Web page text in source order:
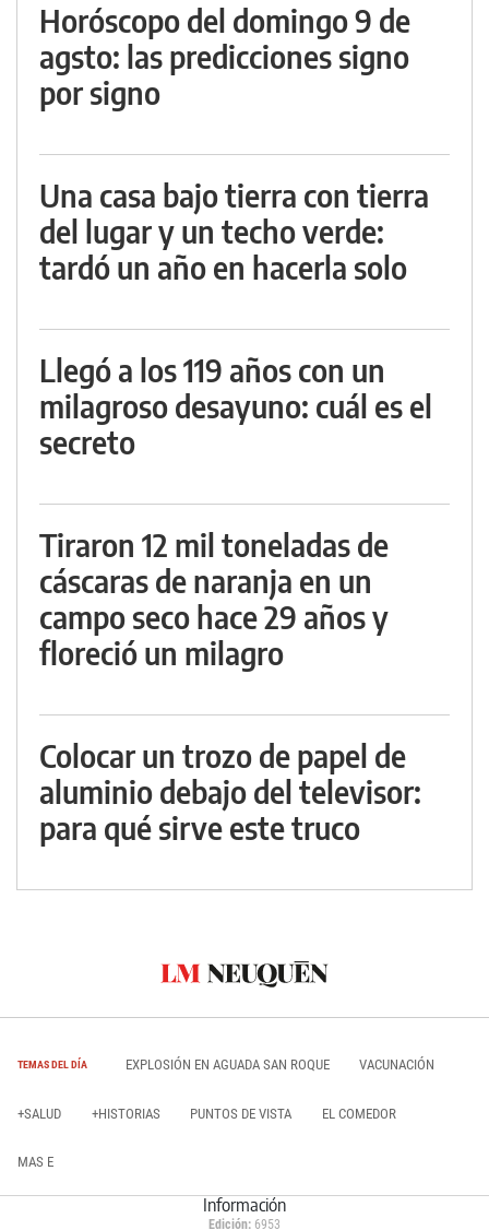
Horóscopo del domingo 9 de
agsto: las predicciones signo
por signo
Una casa bajo tierra con tierra
del lugar y un techo verde:
tardó un año en hacerla solo
Llegó a los 119 años con un
milagroso desayuno: cuál es el
secreto
Tiraron 12 mil toneladas de
cáscaras de naranja en un
campo seco hace 29 años y
floreció un milagro
Colocar un trozo de papel de
aluminio debajo del televisor:
para qué sirve este truco
TEMAS DEL DÍA EXPLOSIÓN EN AGUADA SAN ROQUE VACUNACIÓN
+SALUD +HISTORIAS PUNTOS DE VISTA EL COMEDOR
MAS E
Información
Edición: 6953